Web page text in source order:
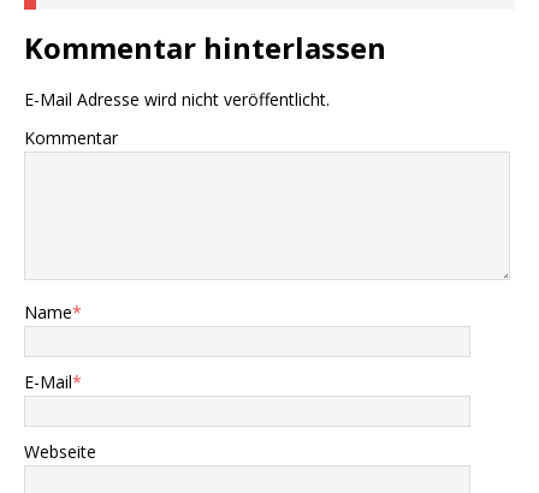
Kommentar hinterlassen
E-Mail Adresse wird nicht veröffentlicht.
Kommentar
Name*
E-Mail*
Webseite